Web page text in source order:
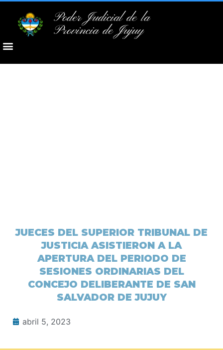
Poder Judicial de la
Provincia de Jujuy
JUECES DEL SUPERIOR TRIBUNAL DE
JUSTICIA ASISTIERON A LA
APERTURA DEL PERIODO DE
SESIONES ORDINARIAS DEL
CONCEJO DELIBERANTE DE SAN
SALVADOR DE JUJUY
abril 5, 2023